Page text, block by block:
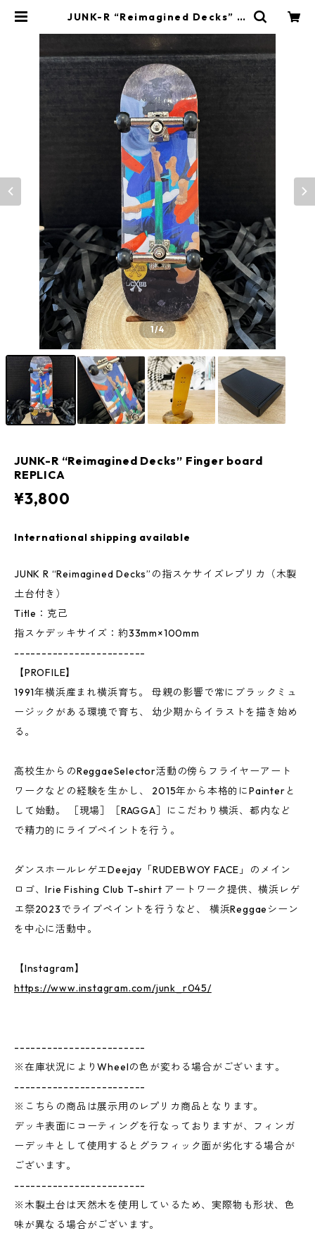
JUNK-R “Reimagined Decks” Fi
GALLERY
1/4
JUNK-R “Reimagined Decks” Finger board
REPLICA
¥3,800
International shipping available
JUNK R “Reimagined Decks”の指スケサイズレプリカ（木製
土台付き）
Title：克己
指スケデッキサイズ：約33mm×100mm
------------------------
【PROFILE】
1991年横浜産まれ横浜育ち。 母親の影響で常にブラックミュ
ージックがある環境で育ち、 幼少期からイラストを描き始め
る。
高校生からのReggaeSelector活動の傍らフライヤーアート
ワークなどの経験を生かし、 2015年から本格的にPainterと
して始動。 ［現場］［RAGGA］にこだわり横浜、都内など
で精力的にライブペイントを行う。
ダンスホールレゲエDeejay「RUDEBWOY FACE」のメイン
ロゴ、Irie Fishing Club T-shirt アートワーク提供、横浜レゲ
エ祭2023でライブペイントを行うなど、 横浜Reggaeシーン
を中心に活動中。
【Instagram】
https://www.instagram.com/junk_r045/
------------------------
※在庫状況によりWheelの色が変わる場合がございます。
------------------------
※こちらの商品は展示用のレプリカ商品となります。
デッキ表面にコーティングを行なっておりますが、フィンガ
ーデッキとして使用するとグラフィック面が劣化する場合が
ございます。
------------------------
※木製土台は天然木を使用しているため、実際物も形状、色
味が異なる場合がございます。